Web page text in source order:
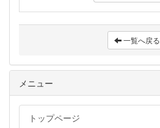
一覧へ戻る
メニュー
トップページ